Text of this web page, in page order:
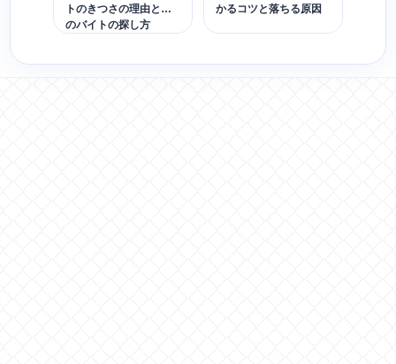
トのきつさの理由と次
のバイトの探し方
かるコツと落ちる原因